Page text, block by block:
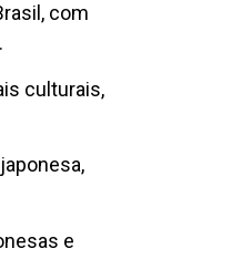
com
culturais,
e